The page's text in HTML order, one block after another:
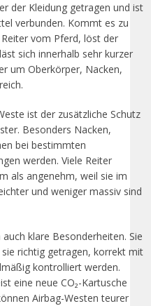
der Kleidung getragen und ist
verbunden. Kommt es zu
vom Pferd, löst der
sich innerhalb sehr kurzer
um Oberkörper, Nacken,
ist der zusätzliche Schutz
Besonders Nacken,
bei bestimmten
werden. Viele Reiter
als angenehm, weil sie im
und weniger massiv sind
klare Besonderheiten. Sie
richtig getragen, korrekt mit
kontrolliert werden.
eine neue CO₂-Kartusche
Airbag-Westen teurer